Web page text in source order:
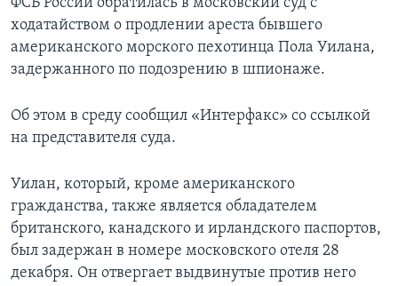
ФСБ России обратилась в московский суд с
ходатайством о продлении ареста бывшего
американского морского пехотинца Пола Уилана,
задержанного по подозрению в шпионаже.
Об этом в среду сообщил «Интерфакс» со ссылкой
на представителя суда.
Уилан, который, кроме американского
гражданства, также является обладателем
британского, канадского и ирландского паспортов,
был задержан в номере московского отеля 28
декабря. Он отвергает выдвинутые против него